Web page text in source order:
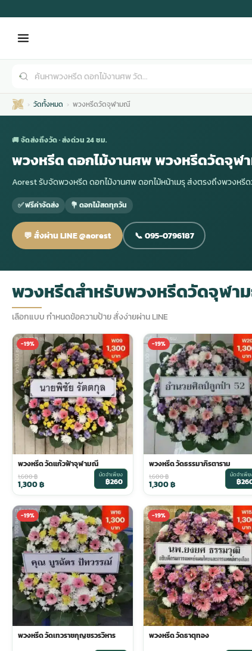
ดอกไม้หน้าศพ
ดอกไม้จัดงานศพ
ดอกไม้หน้าหีบ
ดอกไม้หน้างานศพ
ดอกไม้หน้าโลง
จัดดอกไม้หน้ารูป
จัดดอกไม้หน้าโลง
ดอกไม้ศพ
ดอกไม้งานศพ ส่งด่วน
ดอกไม้งานศพ กรุงเทพ
ดอกไม้งานศพ ปากคลองตลาด
ร้านดอกไม้งานศพ ใกล้ฉัน
พวงหรีด กรุงเทพ
พวงหรีดราคา
ร้านพวงหรีด
ดอกไม้พวงหรีด
พวงหรีดปทุม
พวงหรีดพระราม 2
พวงหรีด ปากคลองตลาด
พวงหรีดราคาถูก
พวงหรีดดอกไม้สด
พวงหรีดดอกไม้สด ราคาถูก
สั่งพวงหรีด ออนไลน์
ส่งพวงหรีด ด่วน กรุงเทพ
มรุ
น้าเมรุ
ไม้หน้าเมรุ
กไม้หน้าเมรุ
น้าเมรุ ราคา
มรุ กรุงเทพ
ม้หน้าเมรุ
มรุ ราคาถูก
ม้หน้าเมรุ
ระดับเมรุ
มรุ ออนไลน์
มรุ ส่งด่วน
ไม้งานแต่ง
ไม้งานแต่ง ราคา
ไม้งานแต่ง กรุงเทพ
อกไม้งานแต่ง
ดอกไม้งานแต่ง
ไม้งานแต่ง แบบสวยๆ
พวงหรีดพัดลม
พวงหรีดพัดลม ราคา
พวงหรีดพัดลม กรุงเทพ
พวงหรีดพัดลม ส่งด่วน
สั่งพวงหรีดพัดลม
ร้านพวงหรีดพัดลม
พวงหรีดพัดลม ปากคลองตลาด
พวงหรีดพัดลม แบบสวยๆ
รับจัดงานศพ
รับจัดงานศพ ราคา
รับจัดงานศพ กรุงเทพ
แพ็คเกจจัดงานศพ
ค่าใช้จ่ายจัดงานศพ
จัดงานศพ วัด
ขั้นตอนจัดงานศพ
จัดงานศพ ราคาถูก
วัดทั้งหมด พวงหรีดวัดจุฬามณี
🚚 จัดส่งถึงวัด · ส่งด่วน 24 ชม.
พวงหรีด ดอกไม้งานศพ พวงหรีดวัดจุฬ
Aorest รับจัดพวงหรีด ดอกไม้งานศพ ดอกไม้หน้าเมรุ ส่งตรงถึงพวงหรี
✅ ฟรีค่าจัดส่ง 💐 ดอกไม้สดทุกวัน
💬 สั่งผ่าน LINE @aorest 📞 095-0796187
พวงหรีดสำหรับพวงหรีดวัดจุฬา
เลือกแบบ กำหนดข้อความป้าย สั่งง่ายผ่าน LINE
-19%
พวงหรีด วัดแก้วฟ้าจุฬามณี
1,600฿
1,300฿
มัดจำเพียง
฿260
-19%
พวงหรีด วัดธรรมาภิรตาราม
1,600฿
1,300฿
มัดจำเพีย
฿
-19%
พวงหรีด วัดเทวราชกุญชรวรวิหาร
-19%
พวงหรีด วัดธาตุทอง